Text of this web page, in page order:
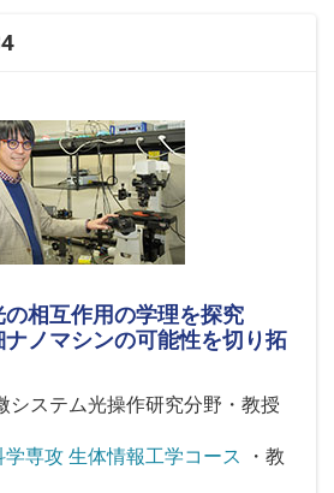
相互作用の学理を探究
ノマシンの可能性を切り拓
システム光操作研究分野・教授
学専攻 生体情報工学コース
・教